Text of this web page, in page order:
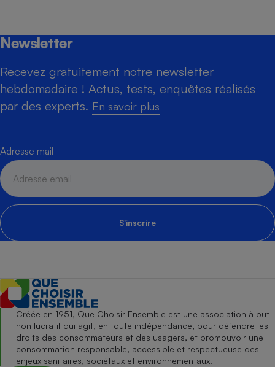
Newsletter
Recevez gratuitement notre newsletter
hebdomadaire ! Actus, tests, enquêtes réalisés
par des experts. En savoir plus
Adresse mail
S'inscrire
Créée en 1951, Que Choisir Ensemble est une association à but
non lucratif qui agit, en toute indépendance, pour défendre les
droits des consommateurs et des usagers, et promouvoir une
consommation responsable, accessible et respectueuse des
enjeux sanitaires, sociétaux et environnementaux.